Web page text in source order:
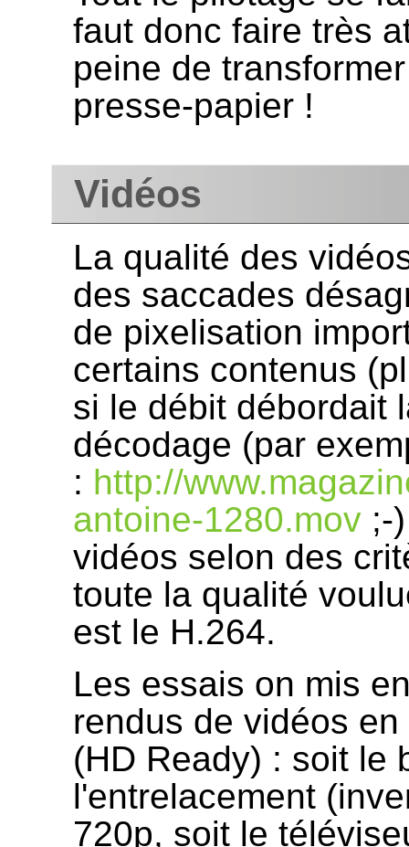
faut donc faire très
peine de
presse-papier !
Vidéos
La qualité des
des saccades
de pixelisation
certains contenus
si le débit débordait
décodage (par
: http://
antoine-1280.mov ;-
vidéos selon des
toute la qualité
est le H.264.
Les essais on mis
rendus de vidéos
(HD Ready) : soit le
l'entrelacement
720p, soit le